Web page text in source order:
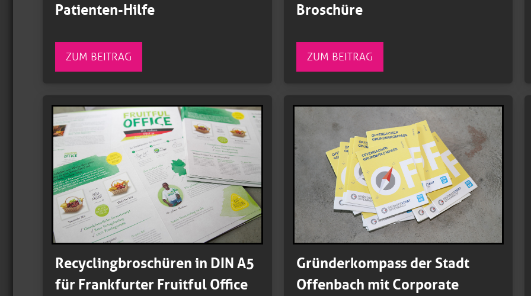
Patienten-Hilfe
ZUM BEITRAG
Broschüre
ZUM BEITRAG
Recyclingbroschüren in DIN A5
für Frankfurter Fruitful Office
Gründerkompass der Stadt
Offenbach mit Corporate